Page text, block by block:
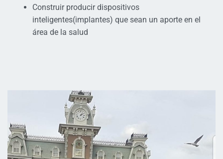
Construir producir dispositivos
inteligentes(implantes) que sean un aporte en el
área de la salud